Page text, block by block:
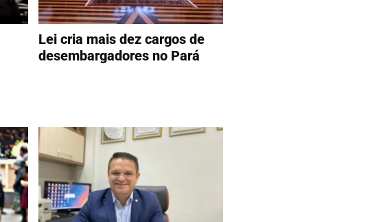
Lei cria mais dez cargos de
desembargadores no Pará